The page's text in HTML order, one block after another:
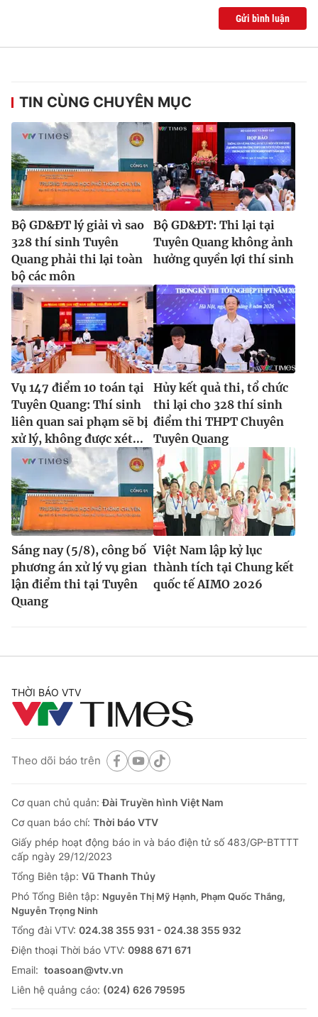
Gửi bình luận
TIN CÙNG CHUYÊN MỤC
Bộ GD&ĐT lý giải vì sao
328 thí sinh Tuyên
Quang phải thi lại toàn
bộ các môn
Bộ GD&ĐT: Thi lại tại
Tuyên Quang không ảnh
hưởng quyền lợi thí sinh
Vụ 147 điểm 10 toán tại
Tuyên Quang: Thí sinh
liên quan sai phạm sẽ bị
xử lý, không được xét...
Hủy kết quả thi, tổ chức
thi lại cho 328 thí sinh
điểm thi THPT Chuyên
Tuyên Quang
Sáng nay (5/8), công bố
phương án xử lý vụ gian
lận điểm thi tại Tuyên
Quang
Việt Nam lập kỷ lục
thành tích tại Chung kết
quốc tế AIMO 2026
THỜI BÁO VTV
Theo dõi báo trên
Cơ quan chủ quản:Đài Truyền hình Việt Nam
Cơ quan báo chí: Thời báo VTV
Giấy phép hoạt động báo in và báo điện tử số 483/GP-BTTTT
cấp ngày 29/12/2023
Tổng Biên tập: Vũ Thanh Thủy
Phó Tổng Biên tập: Nguyễn Thị Mỹ Hạnh, Phạm Quốc Thắng,
Nguyễn Trọng Ninh
Tổng đài VTV: 024.38 355 931 - 024.38 355 932
Ðiện thoại Thời báo VTV: 0988 671 671
Email: toasoan@vtv.vn
Liên hệ quảng cáo: (024) 626 79595